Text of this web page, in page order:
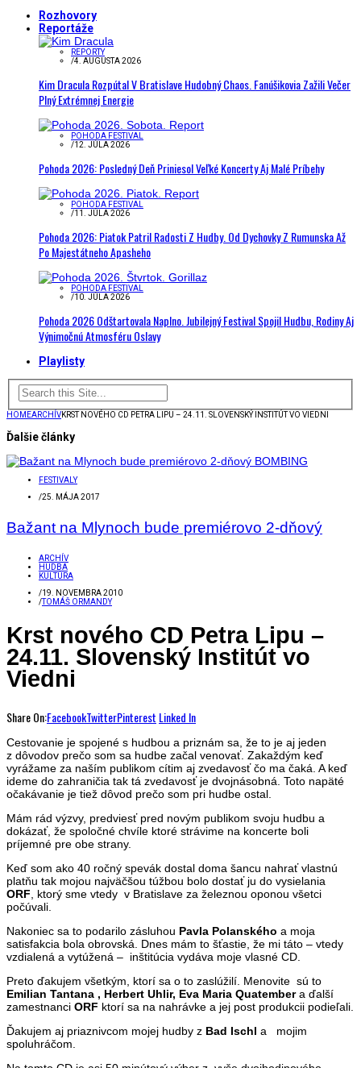
Rozhovory
Reportáže
REPORTY
/4. AUGUSTA 2026
Kim Dracula Rozpútal V Bratislave Hudobný Chaos. Fanúšikovia Zažili Večer
Plný Extrémnej Energie
POHODA FESTIVAL
/12. JÚLA 2026
Pohoda 2026: Posledný Deň Priniesol Veľké Koncerty Aj Malé Príbehy
POHODA FESTIVAL
/11. JÚLA 2026
Pohoda 2026: Piatok Patril Radosti Z Hudby. Od Dychovky Z Rumunska Až
Po Majestátneho Apasheho
POHODA FESTIVAL
/10. JÚLA 2026
Pohoda 2026 Odštartovala Naplno. Jubilejný Festival Spojil Hudbu, Rodiny Aj
Výnimočnú Atmosféru Oslavy
Playlisty
HOMEARCHÍVKRST NOVÉHO CD PETRA LIPU – 24.11. SLOVENSKÝ INSTITÚT VO VIEDNI
Ďalšie články
FESTIVALY
/25. MÁJA 2017
Bažant na Mlynoch bude premiérovo 2-dňový
ARCHÍV
HUDBA
KULTÚRA
/19. NOVEMBRA 2010
/TOMÁŠ ORMANDY
Krst nového CD Petra Lipu –
24.11. Slovenský Institút vo
Viedni
Share On:FacebookTwitterPinterest Linked In
Cestovanie je spojené s hudbou a priznám sa, že to je aj jeden
z dôvodov prečo som sa hudbe začal venovať. Zakaždým keď
vyrážame za naším publikom cítim aj zvedavosť čo ma čaká. A keď
ideme do zahraničia tak tá zvedavosť je dvojnásobná. Toto napäté
očakávanie je tiež dôvod prečo som pri hudbe ostal.
Mám rád výzvy, predviesť pred novým publikom svoju hudbu a
dokázať, že spoločné chvíle ktoré strávime na koncerte boli
príjemné pre obe strany.
Keď som ako 40 ročný spevák dostal doma šancu nahrať vlastnú
platňu tak mojou najväčšou túžbou bolo dostať ju do vysielania
ORF , ktorý sme vtedy v Bratislave za železnou oponou všetci
počúvali.
Nakoniec sa to podarilo zásluhou Pavla Polanského a moja
satisfakcia bola obrovská. Dnes mám to šťastie, že mi táto – vtedy
vzdialená a vytúžená – inštitúcia vydáva moje vlasné CD.
Preto ďakujem všetkým, ktorí sa o to zaslúžilí. Menovite sú to
Emilian Tantana , Herbert Uhlir, Eva Maria Quatembera ďalší
zamestnanci ORF ktorí sa na nahrávke a jej post produkcii podieľali.
Ďakujem aj priaznivcom mojej hudby z Bad Ischl a mojim
spoluhráčom.